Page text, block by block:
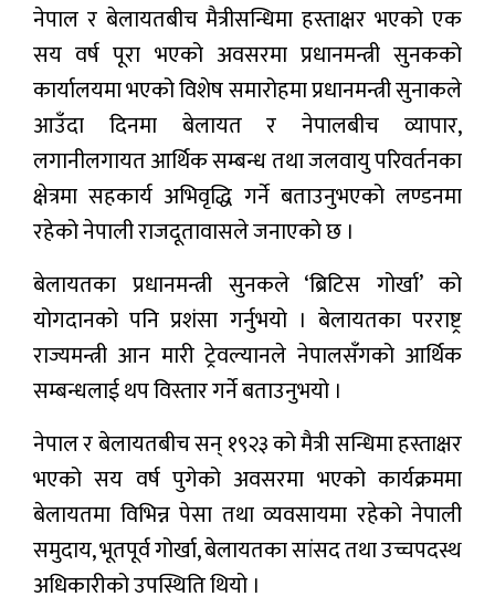
नेपाल र बेलायतबीच मैत्रीसन्धिमा हस्ताक्षर भएको एक
सय वर्ष पूरा भएको अवसरमा प्रधानमन्त्री सुनकको
कार्यालयमा भएको विशेष समारोहमा प्रधानमन्त्री सुनाकले
आउँदा दिनमा बेलायत र नेपालबीच व्यापार,
लगानीलगायत आर्थिक सम्बन्ध तथा जलवायु परिवर्तनका
क्षेत्रमा सहकार्य अभिवृद्धि गर्ने बताउनुभएको लण्डनमा
रहेको नेपाली राजदूतावासले जनाएको छ ।
बेलायतका प्रधानमन्त्री सुनकले ‘ब्रिटिस गोर्खा’ को
योगदानको पनि प्रशंसा गर्नुभयो । बेलायतका परराष्ट्र
राज्यमन्त्री आन मारी ट्रेवल्यानले नेपालसँगको आर्थिक
सम्बन्धलाई थप विस्तार गर्ने बताउनुभयो ।
नेपाल र बेलायतबीच सन् १९२३ को मैत्री सन्धिमा हस्ताक्षर
भएको सय वर्ष पुगेको अवसरमा भएको कार्यक्रममा
बेलायतमा विभिन्न पेसा तथा व्यवसायमा रहेको नेपाली
समुदाय, भूतपूर्व गोर्खा, बेलायतका सांसद तथा उच्चपदस्थ
अधिकारीको उपस्थिति थियो ।